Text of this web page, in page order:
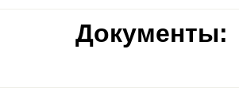
Документы: